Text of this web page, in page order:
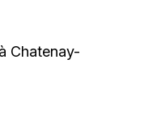
Chatenay-